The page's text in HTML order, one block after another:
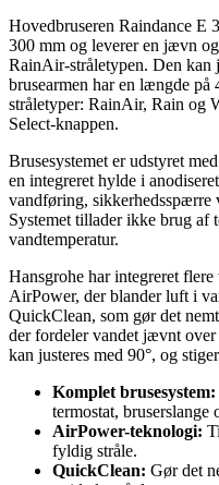
Hovedbruseren Raindance E
300 mm og leverer en jævn
RainAir-stråletypen. Den kan
brusearmen har en længde
stråletyper: RainAir, Rain og
Select-knappen.
Brusesystemet er udstyret
en integreret hylde i
vandføring, sikkerhedsspærre
Systemet tillader ikke brug af
vandtemperatur.
Hansgrohe har integreret
AirPower, der blander luft i
QuickClean, som gør det
der fordeler vandet jævnt
kan justeres med 90°, og
Komplet brusesystem:
termostat, bruserslange
AirPower-teknologi:
fyldig stråle.
QuickClean: Gør det